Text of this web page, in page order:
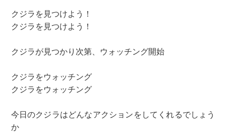
クジラを見つけよう！
クジラを見つけよう！
クジラが見つかり次第、ウォッチング開始
クジラをウォッチング
クジラをウォッチング
今日のクジラはどんなアクションをしてくれるでしょう
か